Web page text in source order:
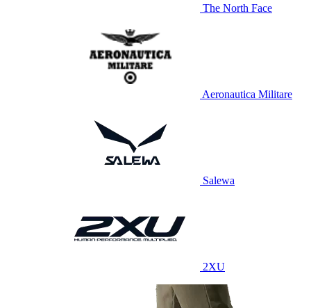
The North Face
Aeronautica Militare
Salewa
2XU